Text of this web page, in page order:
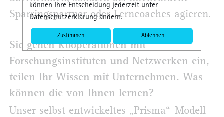
Sparringspartner oder Lerncoaches agieren.
Sie gehen Kooperationen mit
Forschungsinstituten und Netzwerken ein,
teilen Ihr Wissen mit Unternehmen. Was
können die von Ihnen lernen?
Unser selbst entwickeltes „Prisma“-Modell
können Ihre Entscheidung jederzeit unter
Datenschutzerklärung ändern.
Zustimmen Ablehnen